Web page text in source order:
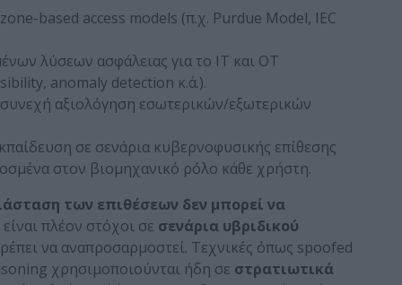
based access models (π.χ. Purdue Model, IEC
λύσεων ασφάλειας για το IT και OT
anomaly detection κ.ά.).
συνεχή αξιολόγηση εσωτερικών/εξωτερικών
σε σενάρια κυβερνοφυσικής επίθεσης
στον βιομηχανικό ρόλο κάθε χρήστη.
των επιθέσεων δεν μπορεί να
πλέον στόχοι σε σενάρια υβριδικού
να αναπροσαρμοστεί. Τεχνικές όπως spoofed
χρησιμοποιούνται ήδη σε στρατιωτικά